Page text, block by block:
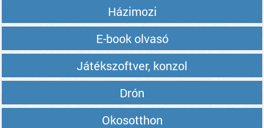
Házimozi
E-book olvasó
Játékszoftver, konzol
Drón
Okosotthon